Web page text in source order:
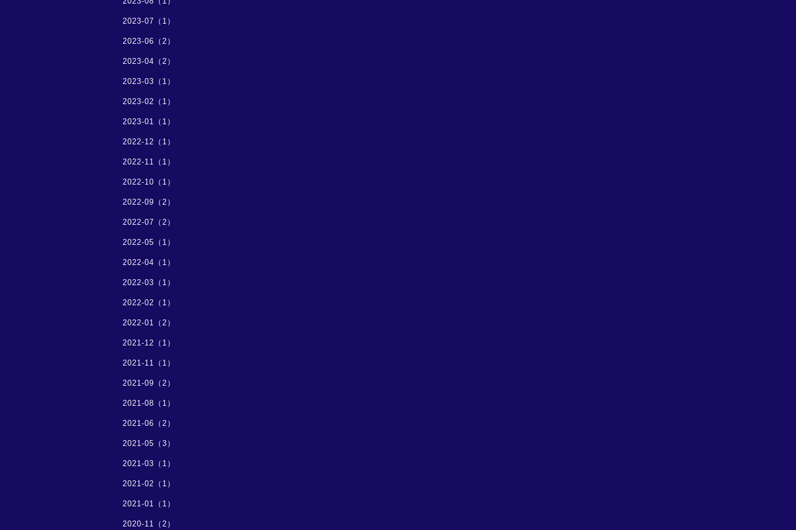
2023-07（1）
2023-06（2）
2023-04（2）
2023-03（1）
2023-02（1）
2023-01（1）
2022-12（1）
2022-11（1）
2022-10（1）
2022-09（2）
2022-07（2）
2022-05（1）
2022-04（1）
2022-03（1）
2022-02（1）
2022-01（2）
2021-12（1）
2021-11（1）
2021-09（2）
2021-08（1）
2021-06（2）
2021-05（3）
2021-03（1）
2021-02（1）
2021-01（1）
2020-11（2）